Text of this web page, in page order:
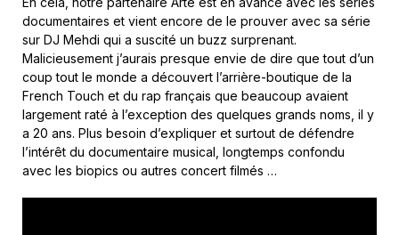
documentaires et vient encore de le prouver avec sa série
sur DJ Mehdi qui a suscité un buzz surprenant.
Malicieusement j’aurais presque envie de dire que tout d’un
coup tout le monde a découvert l’arrière-boutique de la
French Touch et du rap français que beaucoup avaient
largement raté à l’exception des quelques grands noms, il y
a 20 ans. Plus besoin d’expliquer et surtout de défendre
l’intérêt du documentaire musical, longtemps confondu
avec les biopics ou autres concert filmés …